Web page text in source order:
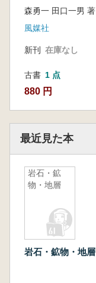
森勇一 田口一男 著
風媒社
新刊 在庫なし
古書 1 点
880 円
最近見た本
岩石・鉱
物・地層
岩石・鉱物・地層